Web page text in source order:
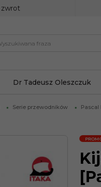
zwrot
Dr Tadeusz Oleszczuk
Serie przewodników Pascal